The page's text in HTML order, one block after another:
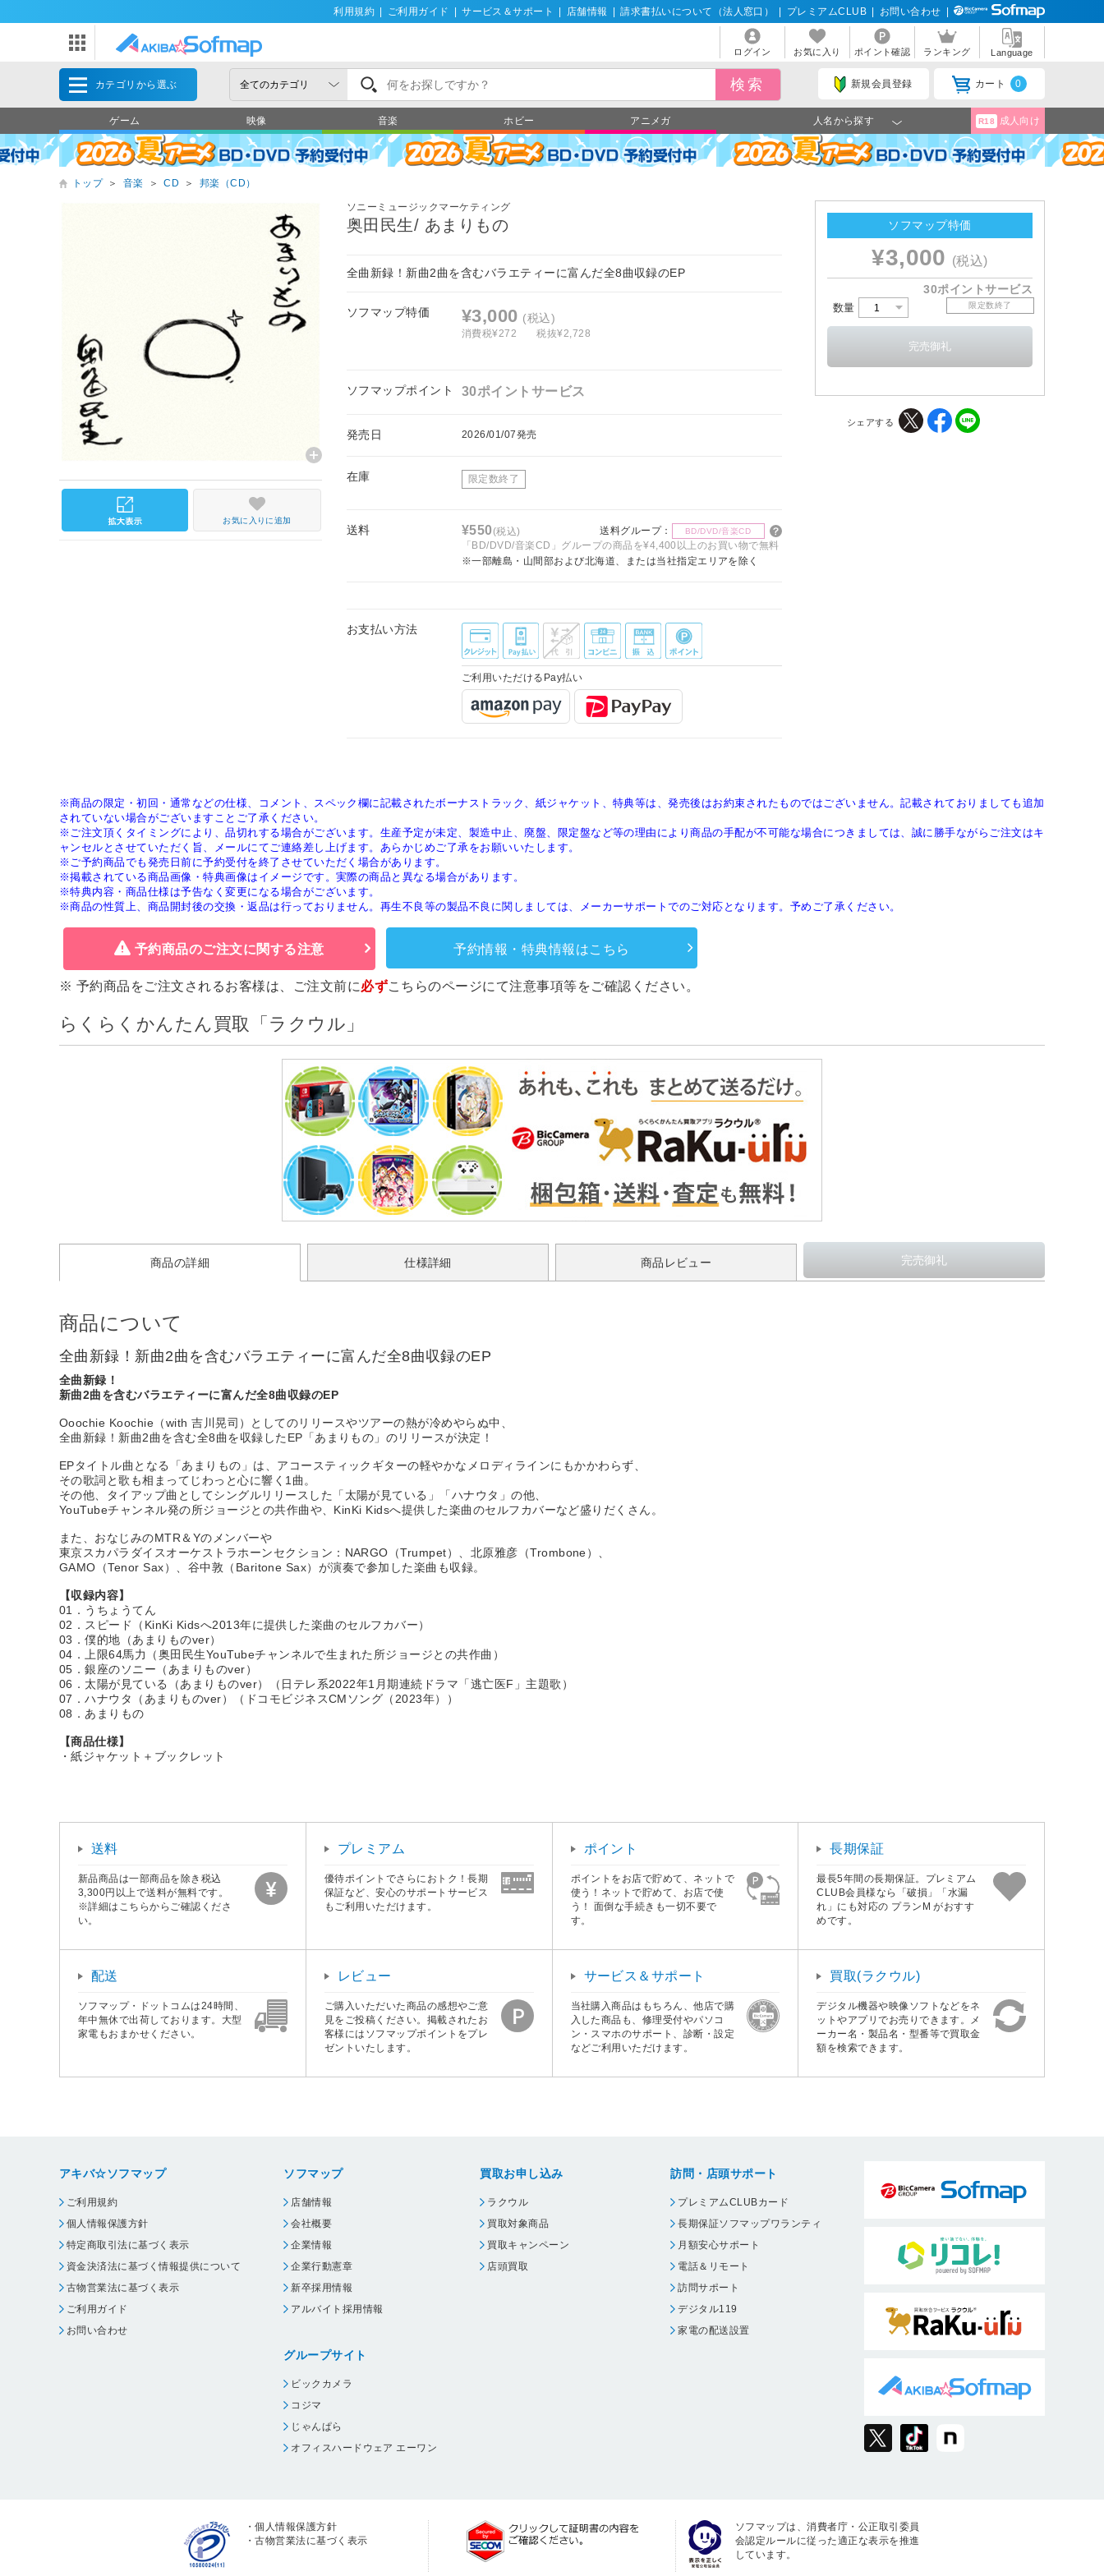
利用規約 ご利用ガイド サービス＆サポート 店舗情報 請求書払いについて（法人窓口） プレミアムCLUB お問い合わせ
ログイン お気に入り ポイント確認 ランキング Language
カテゴリから選ぶ 新規会員登録 カート 0
ゲーム 映像 音楽 ホビー アニメガ 人名から探す R18 成人向け
トップ ＞ 音楽 ＞ CD ＞ 邦楽（CD）
ソニーミュージックマーケティング
奥田民生/ あまりもの
全曲新録！新曲2曲を含むバラエティーに富んだ全8曲収録のEP
ソフマップ特価 ¥3,000 (税込)
消費税¥272 税抜¥2,728
ソフマップポイント 30ポイントサービス
発売日 2026/01/07発売
在庫 限定数終了
送料 ¥550(税込) 送料グループ： BD/DVD/音楽CD
「BD/DVD/音楽CD」グループの商品を¥4,400以上のお買い物で無料
※一部離島・山間部および北海道、または当社指定エリアを除く
お支払い方法
ご利用いただけるPay払い
お気に入りに追加
ソフマップ特価
¥3,000 (税込)
30ポイントサービス
数量 限定数終了
シェアする
※商品の限定・初回・通常などの仕様、コメント、スペック欄に記載されたボーナストラック、紙ジャケット、特典等は、発売後はお約束されたものではございません。記載されておりましても追加
されていない場合がございますことご了承ください。
※ご注文頂くタイミングにより、品切れする場合がございます。生産予定が未定、製造中止、廃盤、限定盤など等の理由により商品の手配が不可能な場合につきましては、誠に勝手ながらご注文はキ
ャンセルとさせていただく旨、メールにてご連絡差し上げます。あらかじめご了承をお願いいたします。
※ご予約商品でも発売日前に予約受付を終了させていただく場合があります。
※掲載されている商品画像・特典画像はイメージです。実際の商品と異なる場合があります。
※特典内容・商品仕様は予告なく変更になる場合がございます。
※商品の性質上、商品開封後の交換・返品は行っておりません。再生不良等の製品不良に関しましては、メーカーサポートでのご対応となります。予めご了承ください。
予約商品のご注文に関する注意 予約情報・特典情報はこちら
※ 予約商品をご注文されるお客様は、ご注文前に必ずこちらのページにて注意事項等をご確認ください。
らくらくかんたん買取「ラクウル」
商品の詳細 仕様詳細 商品レビュー
商品について
全曲新録！新曲2曲を含むバラエティーに富んだ全8曲収録のEP
全曲新録！
新曲2曲を含むバラエティーに富んだ全8曲収録のEP
Ooochie Koochie（with 吉川晃司）としてのリリースやツアーの熱が冷めやらぬ中、
全曲新録！新曲2曲を含む全8曲を収録したEP「あまりもの」のリリースが決定！
EPタイトル曲となる「あまりもの」は、アコースティックギターの軽やかなメロディラインにもかかわらず、
その歌詞と歌も相まってじわっと心に響く1曲。
その他、タイアップ曲としてシングルリリースした「太陽が見ている」「ハナウタ」の他、
YouTubeチャンネル発の所ジョージとの共作曲や、KinKi Kidsへ提供した楽曲のセルフカバーなど盛りだくさん。
また、おなじみのMTR＆Yのメンバーや
東京スカパラダイスオーケストラホーンセクション：NARGO（Trumpet）、北原雅彦（Trombone）、
GAMO（Tenor Sax）、谷中敦（Baritone Sax）が演奏で参加した楽曲も収録。
【収録内容】
01．うちょうてん
02．スピード（KinKi Kidsへ2013年に提供した楽曲のセルフカバー）
03．僕的地（あまりものver）
04．上限64馬力（奥田民生YouTubeチャンネルで生まれた所ジョージとの共作曲）
05．銀座のソニー（あまりものver）
06．太陽が見ている（あまりものver）（日テレ系2022年1月期連続ドラマ「逃亡医F」主題歌）
07．ハナウタ（あまりものver）（ドコモビジネスCMソング（2023年））
08．あまりもの
【商品仕様】
・紙ジャケット＋ブックレット
送料
新品商品は一部商品を除き税込
3,300円以上で送料が無料です。
※詳細はこちらからご確認くださ
い。
プレミアム
優待ポイントでさらにおトク！長期
保証など、安心のサポートサービス
もご利用いただけます。
ポイント
ポイントをお店で貯めて、ネットで
使う！ネットで貯めて、お店で使
う！ 面倒な手続きも一切不要で
す。
長期保証
最長5年間の長期保証。プレミアム
CLUB会員様なら「破損」「水漏
れ」にも対応の プランM がおすす
めです。
配送
ソフマップ・ドットコムは24時間、
年中無休で出荷しております。大型
家電もおまかせください。
レビュー
ご購入いただいた商品の感想やご意
見をご投稿ください。掲載されたお
客様にはソフマップポイントをプレ
ゼントいたします。
サービス＆サポート
当社購入商品はもちろん、他店で購
入した商品も、修理受付やパソコ
ン・スマホのサポート、診断・設定
などご利用いただけます。
買取(ラクウル)
デジタル機器や映像ソフトなどをネ
ットやアプリでお売りできます。メ
ーカー名・製品名・型番等で買取金
額を検索できます。
アキバ☆ソフマップ
ご利用規約
個人情報保護方針
特定商取引法に基づく表示
資金決済法に基づく情報提供について
古物営業法に基づく表示
ご利用ガイド
お問い合わせ
ソフマップ
店舗情報
会社概要
企業情報
企業行動憲章
新卒採用情報
アルバイト採用情報
グループサイト
ビックカメラ
コジマ
じゃんぱら
オフィスハードウェア エーワン
買取お申し込み
ラクウル
買取対象商品
買取キャンペーン
店頭買取
訪問・店頭サポート
プレミアムCLUBカード
長期保証ソフマップワランティ
月額安心サポート
電話＆リモート
訪問サポート
デジタル119
家電の配送設置
・個人情報保護方針
・古物営業法に基づく表示
ソフマップは、消費者庁・公正取引委員
会認定ルールに従った適正な表示を推進
しています。